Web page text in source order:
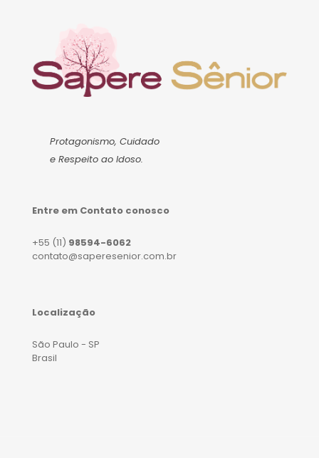
Protagonismo, Cuidado
e Respeito ao Idoso.
Entre em Contato conosco
+55 (11) 98594-6062
contato@saperesenior.com.br
Localização
São Paulo - SP
Brasil